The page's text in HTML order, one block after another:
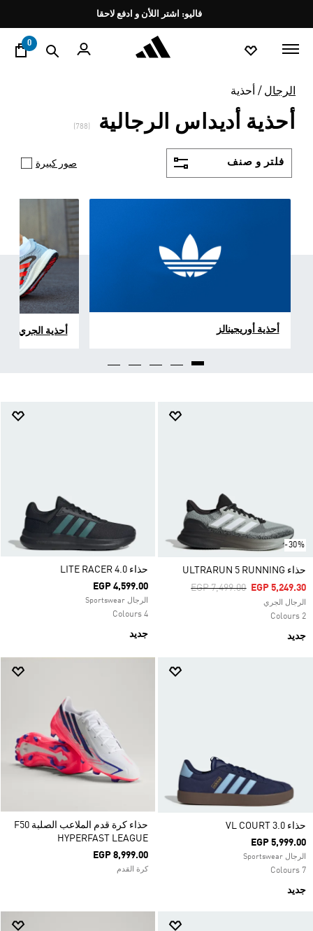
Pause
promotion
rotation
0
الرجال أحذية
أحذية أديداس الرجالية
فلتر و صنف صور كبيرة
أحذية أوريجينالز أحذية الجري
-30%
حذاء ULTRARUN 5 RUNNING
Price Reduced From
EGP 7,499.00ToEGP 5,249.30
الرجال الجري
2 Colours
جديد
حذاء LITE RACER 4.0
EGP 4,599.00
الرجال Sportswear
4 Colours
جديد
حذاء VL COURT 3.0
EGP 5,999.00
الرجال Sportswear
7 Colours
جديد
حذاء كرة قدم الملاعب الصلبة F50
HYPERFAST LEAGUE
EGP 8,999.00
كرة القدم